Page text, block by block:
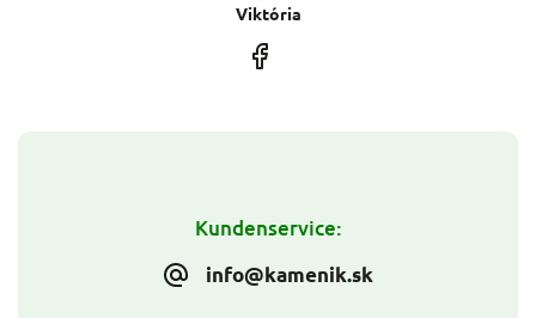
Kundenservice:
info@kamenik.sk
Viktória